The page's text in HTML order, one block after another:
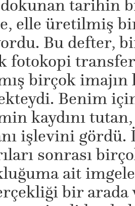
tarihin
elle üretilmiş
Bu defter,
fotokopi
birçok imajın
Benim
kaydını
işlevini gördü.
sonrası
ait
bir arada